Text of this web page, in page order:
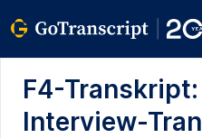
F4-
Interview-